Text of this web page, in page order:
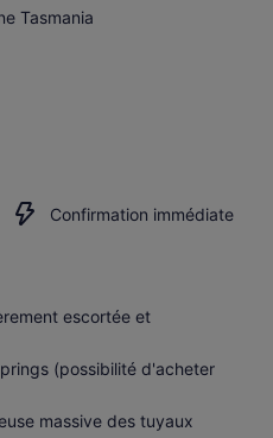
Tasmania
Confirmation immédiate
escortée et
(possibilité d'acheter
massive des tuyaux